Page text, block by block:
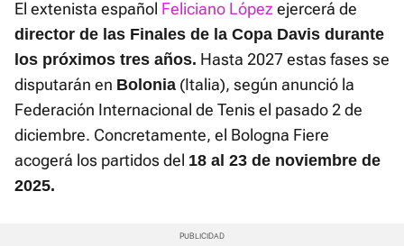
El extenista español Feliciano López ejercerá de
director de las Finales de la Copa Davis durante
los próximos tres años. Hasta 2027 estas fases se
disputarán en Bolonia (Italia), según anunció la
Federación Internacional de Tenis el pasado 2 de
diciembre. Concretamente, el Bologna Fiere
acogerá los partidos del 18 al 23 de noviembre de
2025.